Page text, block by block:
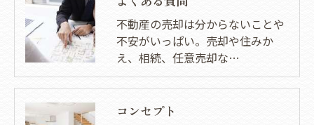
不動産の売却は分からないことや
不安がいっぱい。売却や住みか
え、相続、任意売却な…
コンセプト